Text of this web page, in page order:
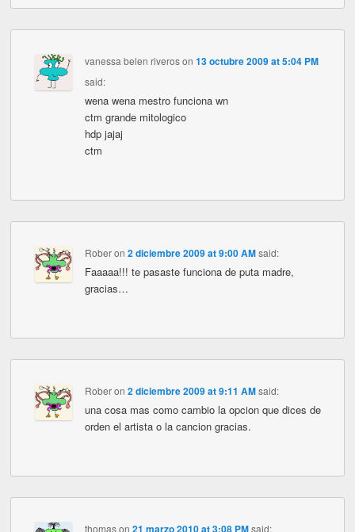
vanessa belen riveroson 13 octubre 2009 at 5:04 PM
said:
wena wena mestro funciona wn
ctm grande mitologico
hdp jajaj
ctm
Roberon 2 diciembre 2009 at 9:00 AM said:
Faaaaa!!! te pasaste funciona de puta madre,
gracias…
Roberon 2 diciembre 2009 at 9:11 AM said:
una cosa mas como cambio la opcion que dices de
orden el artista o la cancion gracias.
thomason 21 marzo 2010 at 3:08 PM said: